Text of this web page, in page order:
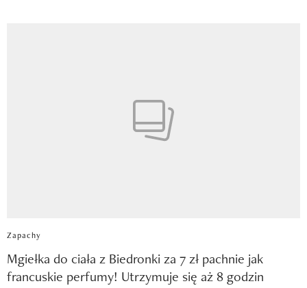
Zapachy
Mgiełka do ciała z Biedronki za 7 zł pachnie jak
francuskie perfumy! Utrzymuje się aż 8 godzin